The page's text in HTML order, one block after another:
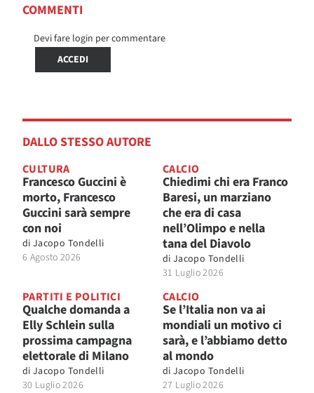
COMMENTI
Devi fare login per commentare
ACCEDI
DALLO STESSO AUTORE
CULTURA
Francesco Guccini è
morto, Francesco
Guccini sarà sempre
con noi
di Jacopo Tondelli
6 Agosto 2026
CALCIO
Chiedimi chi era Franco
Baresi, un marziano
che era di casa
nell’Olimpo e nella
tana del Diavolo
di Jacopo Tondelli
31 Luglio 2026
PARTITI E POLITICI
Qualche domanda a
Elly Schlein sulla
prossima campagna
elettorale di Milano
di Jacopo Tondelli
30 Luglio 2026
CALCIO
Se l’Italia non va ai
mondiali un motivo ci
sarà, e l’abbiamo detto
al mondo
di Jacopo Tondelli
27 Luglio 2026